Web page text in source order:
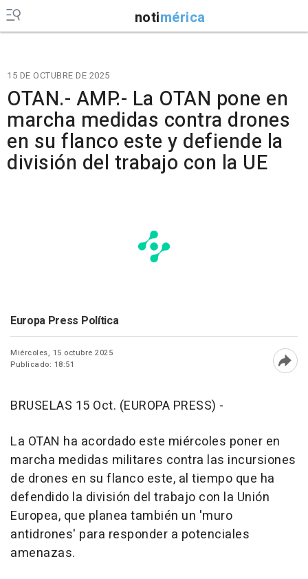
notimérica
15 DE OCTUBRE DE 2025
OTAN.- AMP.- La OTAN pone en
marcha medidas contra drones
en su flanco este y defiende la
división del trabajo con la UE
Europa Press Política
Miércoles, 15 octubre 2025
Publicado: 18:51
BRUSELAS 15 Oct. (EUROPA PRESS) -
La OTAN ha acordado este miércoles poner en
marcha medidas militares contra las incursiones
de drones en su flanco este, al tiempo que ha
defendido la división del trabajo con la Unión
Europea, que planea también un 'muro
antidrones' para responder a potenciales
amenazas.